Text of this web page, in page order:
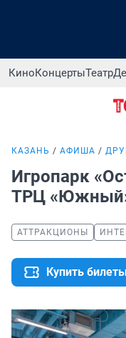
КиноКонцертыТеатр
КАЗАНЬ АФИША
Игропарк
ТРЦ
АТТРАКЦИОНЫ
Купить